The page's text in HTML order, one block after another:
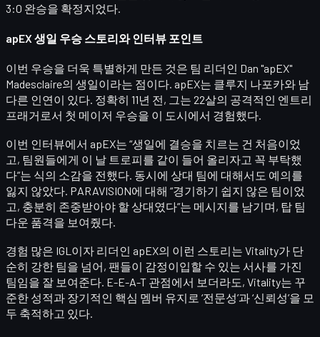
3:0 완승을 확정지었다.
apEX 생일 우승 스토리와 인터뷰 포인트
이번 우승을 더욱 특별하게 만든 것은 팀 리더인 Dan "apEX"
Madesclaire의 생일이라는 점이다. apEX는 클루지 나포카와 남
다른 인연이 있다. 정확히 11년 전, 그는 22살의 공격적인 엔트리
프래거로서 첫 메이저 우승을 이 도시에서 경험했다.
이번 인터뷰에서 apEX는 “생일에 결승을 치르는 건 처음이었
고, 팀원들에게 이 날 트로피를 같이 들어 올리자고 꼭 부탁했
다”는 식의 소감을 전했다. 동시에 상대 팀에 대해서도 예의를
잃지 않았다. PARAVISION에 대해 “경기하기 쉽지 않은 팀이었
고, 충분히 존중받아야 할 상대였다”는 메시지를 남기며, 탑 팀
다운 품격을 보여줬다.
경험 많은 IGL이자 리더인 apEX의 이런 스토리는 Vitality가 단
순히 강한 팀을 넘어, 팬들이 감정이입할 수 있는 서사를 가진
팀임을 잘 보여준다. E-E-A-T 관점에서 보더라도, Vitality는 꾸
준한 성적과 장기적인 핵심 멤버 유지로 ‘전문성’과 ‘신뢰성’을 모
두 축적하고 있다.